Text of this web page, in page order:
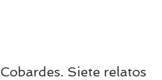
Cobardes. Siete relatos